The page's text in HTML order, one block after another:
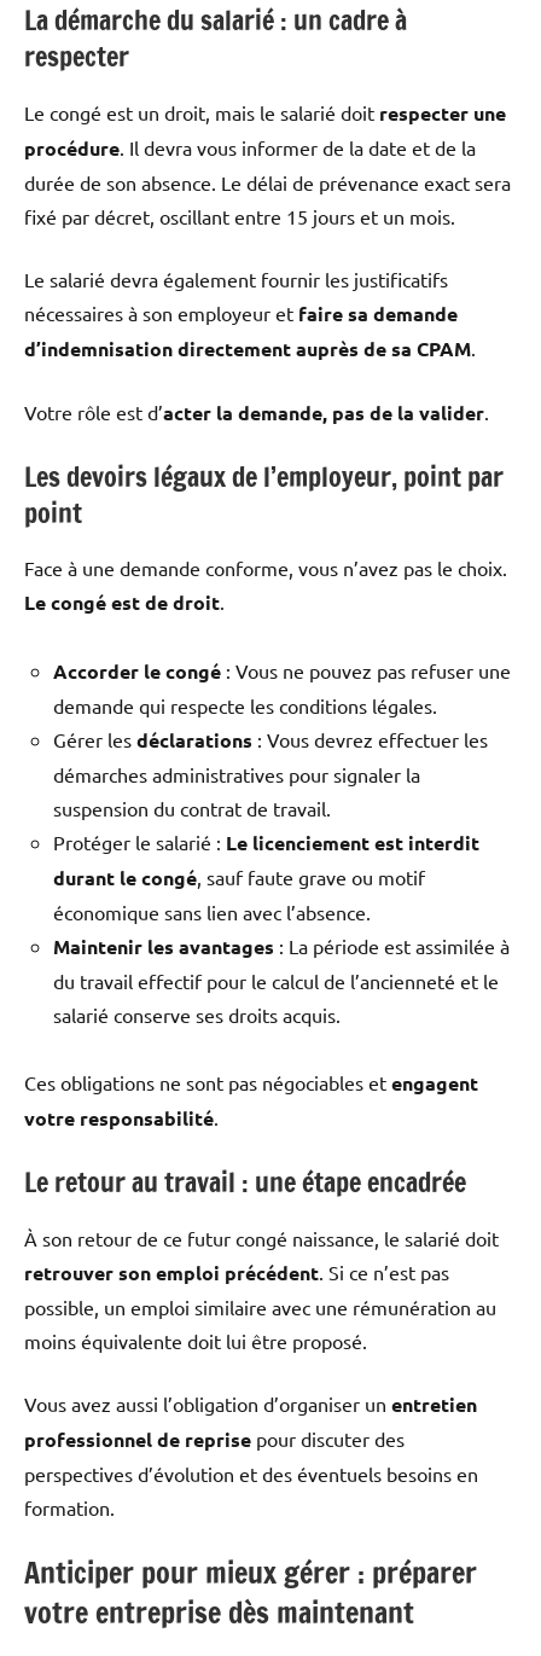
La démarche du salarié : un cadre à
respecter
Le congé est un droit, mais le salarié doit respecter une
procédure . Il devra vous informer de la date et de la
durée de son absence. Le délai de prévenance exact sera
fixé par décret, oscillant entre 15 jours et un mois.
Le salarié devra également fournir les justificatifs
nécessaires à son employeur et faire sa demande
d’indemnisation directement auprès de sa CPAM
Votre rôle est d’acter la demande, pas de la valider
Les devoirs légaux de l’employeur, point par
point
Face à une demande conforme, vous n’avez pas le choix.
Le congé est de droit.
Accorder le congé : Vous ne pouvez pas refuser une
demande qui respecte les conditions légales.
Gérer les déclarations : Vous devrez effectuer les
démarches administratives pour signaler la
suspension du contrat de travail.
Protéger le salarié : Le licenciement est interdit
durant le congé, sauf faute grave ou motif
économique sans lien avec l’absence.
Maintenir les avantages : La période est assimilée à
du travail effectif pour le calcul de l’ancienneté et le
salarié conserve ses droits acquis.
Ces obligations ne sont pas négociables et engagent
votre responsabilité.
Le retour au travail : une étape encadrée
À son retour de ce futur congé naissance, le salarié doit
retrouver son emploi précédent . Si ce n’est pas
possible, un emploi similaire avec une rémunération au
moins équivalente doit lui être proposé.
Vous avez aussi l’obligation d’organiser un entretien
professionnel de reprise pour discuter des
perspectives d’évolution et des éventuels besoins en
formation.
Anticiper pour mieux gérer : préparer
votre entreprise dès maintenant